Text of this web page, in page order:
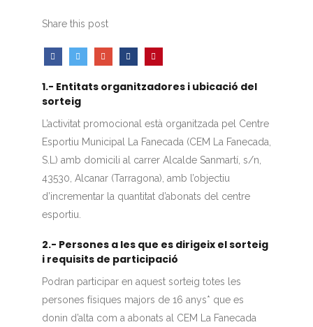
Share this post
1.- Entitats organitzadores i ubicació del
sorteig
L’activitat promocional està organitzada pel Centre
Esportiu Municipal La Fanecada (CEM La Fanecada,
S.L) amb domicili al carrer Alcalde Sanmartí, s/n,
43530, Alcanar (Tarragona), amb l’objectiu
d’incrementar la quantitat d’abonats del centre
esportiu.
2.- Persones a les que es dirigeix el sorteig
i requisits de participació
Podran participar en aquest sorteig totes les
persones físiques majors de 16 anys* que es
donin d’alta com a abonats al CEM La Fanecada